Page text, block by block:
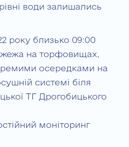
води залишались
року близько 09:00
на торфовищах,
осередками на
системі біля
ТГ Дрогобицького
моніторинг